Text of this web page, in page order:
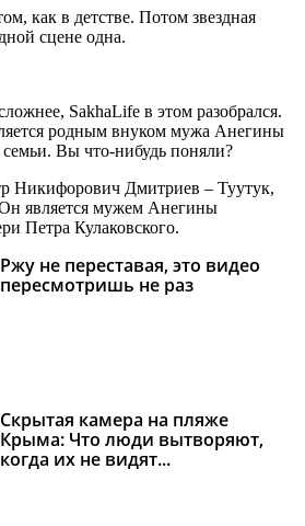
как в детстве. Потом звездная
сцене одна.
SakhaLife в этом разобрался.
родным внуком мужа Анегины
Вы что-нибудь поняли?
Никифорович Дмитриев – Туутук,
является мужем Анегины
Петра Кулаковского.
Ржу не переставая, это видео
пересмотришь не раз
Скрытая камера на пляже
Крыма: Что люди вытворяют,
когда их не видят...